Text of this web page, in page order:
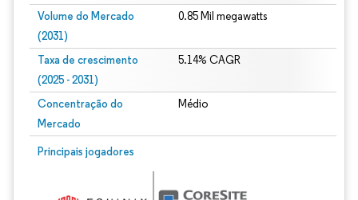
Volume do Mercado
(2031)
0.85 Mil megawatts
Taxa de crescimento
(2025 - 2031)
5.14% CAGR
Concentração do
Mercado
Médio
Principais jogadores
Imagem © Mordor Intelligence. O reuso requer atribuição conforme CC BY 4.0.